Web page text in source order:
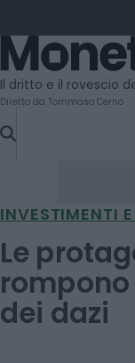
TO
CONTENT
Moneta
Il dritto e il rovescio
Diretto da Tommaso Cerno
INVESTIMENTI
Le
dei dazi